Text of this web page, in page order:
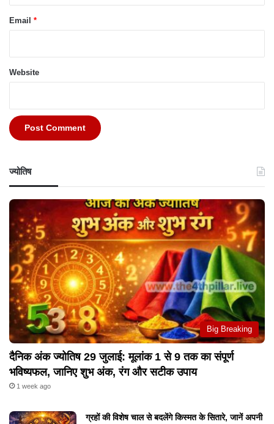
Email *
Website
ज्योतिष
Big Breaking
दैनिक अंक ज्योतिष 29 जुलाई: मूलांक 1 से 9 तक का संपूर्ण
भविष्यफल, जानिए शुभ अंक, रंग और सटीक उपाय
1 week ago
ग्रहों की विशेष चाल से बदलेंगे किस्मत के सितारे, जानें अपनी